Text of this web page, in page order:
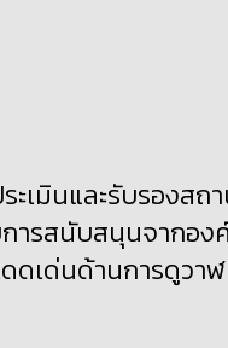
ะเมินและรับรองส
การสนับสนุนจากอ
เด่นด้านการดูวา